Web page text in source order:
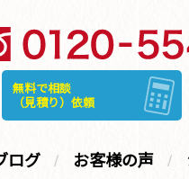
無料で相談
（見積り）依頼
ログ お客様の声